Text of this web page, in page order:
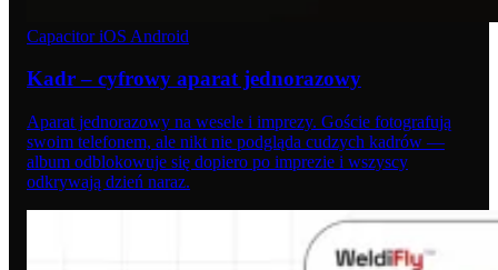
CapacitoriOS Android
Kadr – cyfrowy aparat jednorazowy
Aparat jednorazowy na wesele i imprezy. Goście fotografują
swoim telefonem, ale nikt nie podgląda cudzych kadrów —
album odblokowuje się dopiero po imprezie i wszyscy
odkrywają dzień naraz.